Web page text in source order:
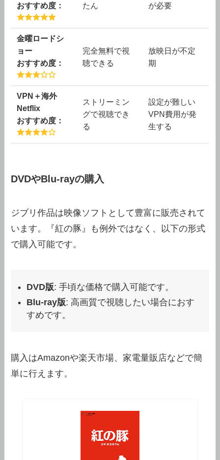
おすすめ度：
たん
が必要
金曜ロードシ
ョー
おすすめ度：
完全無料で視
聴できる
放映日が不定
期
VPN＋海外
Netflix
おすすめ度：
ストリーミン
グで視聴でき
る
設定が難しい
VPN費用が発
生する
DVDやBlu-rayの購入
ジブリ作品は映像ソフトとして豊富に販売されて
います。『紅の豚』も例外ではなく、以下の形式
で購入可能です。
DVD版: 手頃な価格で購入可能です。
Blu-ray版: 高画質で視聴したい場合におす
すめです。
購入はAmazonや楽天市場、家電量販店などで簡
単に行えます。